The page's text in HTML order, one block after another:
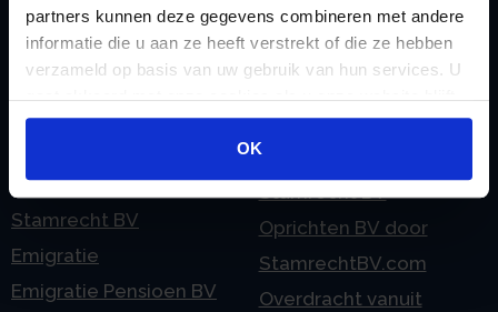
partners kunnen deze gegevens combineren met andere
informatie die u aan ze heeft verstrekt of die ze hebben
verzameld op basis van uw gebruik van hun services. U
gaat akkoord met onze cookies als u onze website blijft
gebruiken.
OK
Checklist IB 2024 (Word)
Checklist IB 2025 (PDF)
Checklist IB 2025 (Word)
Contact
eHerkenning voor uw
Stamrecht BV
Emigratie
Emigratie Pensioen BV
O
ODV BV
BV
Onzakelijke lening
Stamrecht BV
Oprichten BV door
StamrechtBV.com
Overdracht vanuit